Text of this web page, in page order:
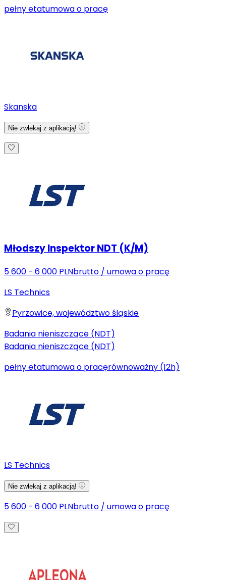
pełny etatumowa o pracę
Skanska
Nie zwlekaj z aplikacją!
Młodszy Inspektor NDT (K/M)
5 600 - 6 000 PLNbrutto / umowa o pracę
LS Technics
Pyrzowice, województwo śląskie
Badania nieniszczące (NDT)
Badania nieniszczące (NDT)
pełny etatumowa o pracęrównoważny (12h)
LS Technics
Nie zwlekaj z aplikacją!
5 600 - 6 000 PLNbrutto / umowa o pracę